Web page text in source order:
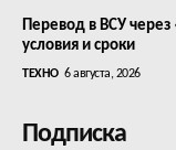
Перевод в ВСУ через
условия и сроки
ТЕХНО 6 августа, 2026
Подписка